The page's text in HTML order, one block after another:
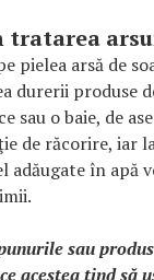
tratarea
pielea arsă de
durerii produse
sau o baie, de
de răcorire, iar
adăugate în apă
sau
acestea tind să